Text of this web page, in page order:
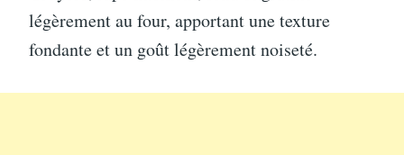
légèrement au four, apportant une texture
fondante et un goût légèrement noiseté.